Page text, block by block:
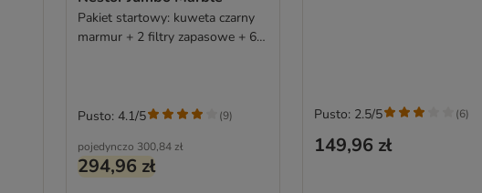
Pakiet startowy: kuweta czarny
marmur + 2 filtry zapasowe + 6
pojedynczo 300,84 zł
294,96 zł
Pusto: 4.1/5 (9)
149,96 zł
Pusto: 2.5/5 (6)